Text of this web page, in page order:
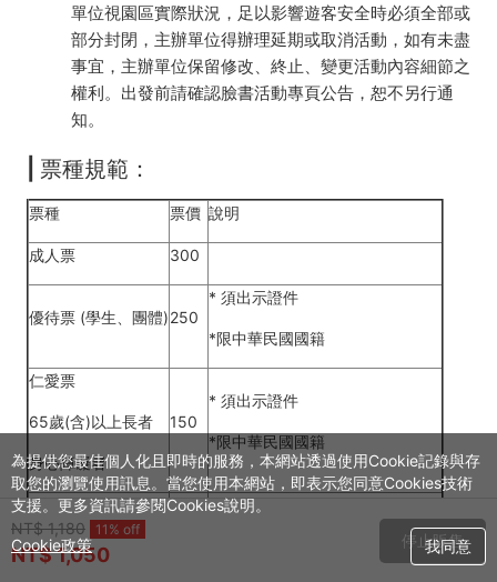
單位視園區實際狀況，足以影響遊客安全時必須全部或
部分封閉，主辦單位得辦理延期或取消活動，如有未盡
事宜，主辦單位保留修改、終止、變更活動內容細節之
權利。出發前請確認臉書活動專頁公告，恕不另行通
知。
| 票種規範：
票種 票價 說明
成人票 300
優待票 (學生、團體)250
* 須出示證件
*限中華民國國籍
仁愛票
65歲(含)以上長者
身心障礙者
150
* 須出示證件
*限中華民國國籍
兒童票 150 * 限1-9歲(含)，80-140cm之兒童
單程票
NT$ 1,180 11% off
NT$ 1,050
停止販售
為提供您最佳個人化且即時的服務，本網站透過使用Cookie記錄與存
取您的瀏覽使用訊息。當您使用本網站，即表示您同意Cookies技術
支援。更多資訊請參閱Cookies說明。
我同意
Cookie政策